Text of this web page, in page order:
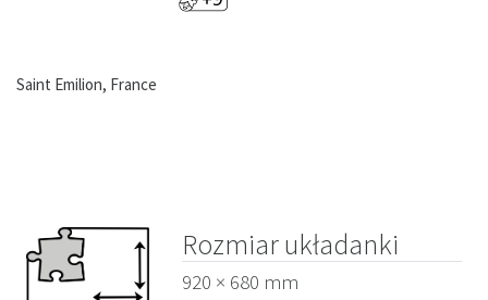
Saint Emilion, France
Rozmiar układanki
920 × 680 mm